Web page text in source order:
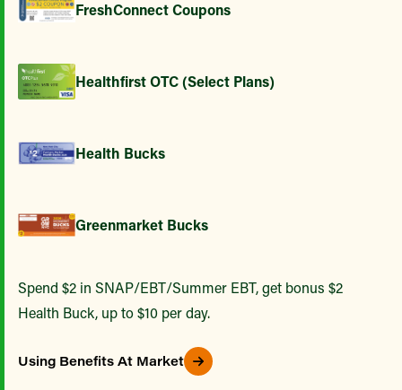
FreshConnect Coupons
Healthfirst OTC (Select Plans)
Health Bucks
Greenmarket Bucks
Spend $2 in SNAP/EBT/Summer EBT, get bonus $2
Health Buck, up to $10 per day.
Using Benefits At Market